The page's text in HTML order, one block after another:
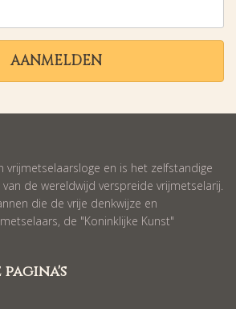
AANMELDEN
vrijmetselaarsloge en is het zelfstandige
de wereldwijd verspreide vrijmetselarij.
die de vrije denkwijze en
de "Koninklijke Kunst"